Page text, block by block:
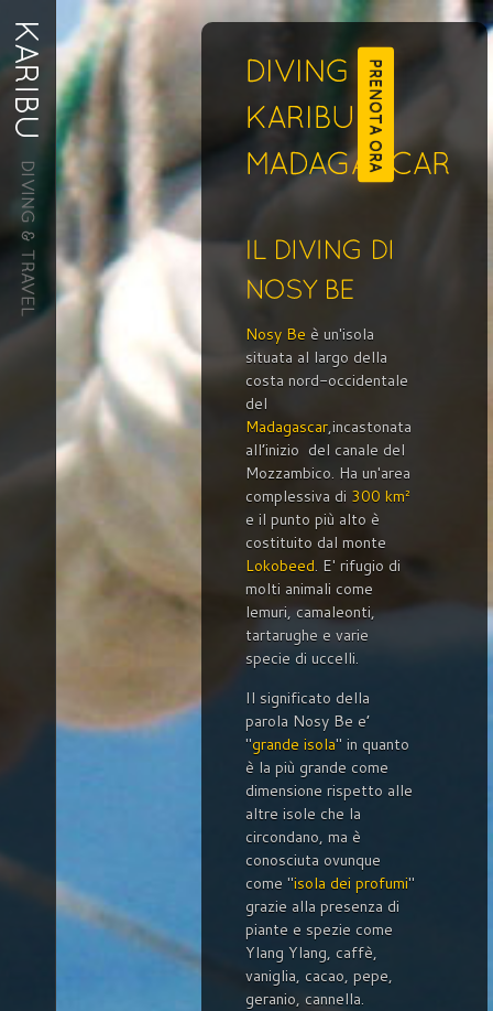
Nosy Be è un'isola
situata al largo della
costa nord-occidentale
del
Madagascar,incastonata
all’inizio del canale del
Mozzambico. Ha un'area
complessiva di 300 km²
e il punto più alto è
costituito dal monte
Lokobeed. E' rifugio di
molti animali come
lemuri, camaleonti,
tartarughe e varie
specie di uccelli.
Il significato della
parola Nosy Be e’
"grande isola" in quanto
è la più grande come
dimensione rispetto alle
altre isole che la
circondano, ma è
conosciuta ovunque
come "isola dei profumi"
grazie alla presenza di
piante e spezie come
Ylang Ylang, caffè,
vaniglia, cacao, pepe,
geranio, cannella.
PRENOTA ORA